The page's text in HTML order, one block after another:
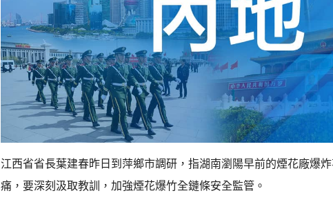
江西省省長葉建春昨日到萍鄉市調研，指湖南瀏陽早前的煙花廠爆
痛，要深刻汲取教訓，加強煙花爆竹全鏈條安全監管。